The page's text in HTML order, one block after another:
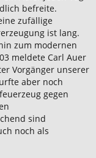
befreite.
zufällige
ist lang.
zum modernen
meldete Carl Auer
Vorgänger unserer
aber noch
gegen
sind
noch als